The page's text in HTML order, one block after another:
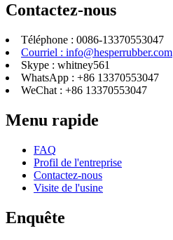
Contactez-nous
Téléphone : 0086-13370553047
Courriel : info@hesperrubber.com
Skype : whitney561
WhatsApp : +86 13370553047
WeChat : +86 13370553047
Menu rapide
FAQ
Profil de l'entreprise
Contactez-nous
Visite de l'usine
Enquête